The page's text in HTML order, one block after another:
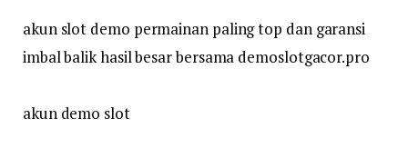
akun slot demo permainan paling top dan garansi
imbal balik hasil besar bersama demoslotgacor.pro
akun demo slot